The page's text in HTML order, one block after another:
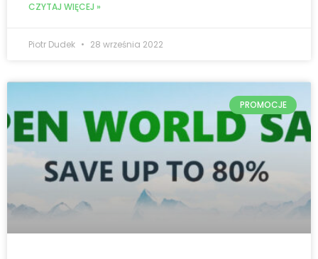
CZYTAJ WIĘCEJ »
Piotr Dudek 28 września 2022
PROMOCJE